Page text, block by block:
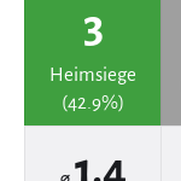
3
Heimsiege
(42.9%)
1.4